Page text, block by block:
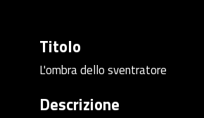
Titolo
L'ombra dello sventratore
Descrizione